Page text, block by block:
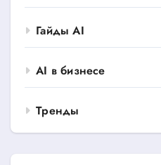
Гайды AI
AI в бизнесе
Тренды